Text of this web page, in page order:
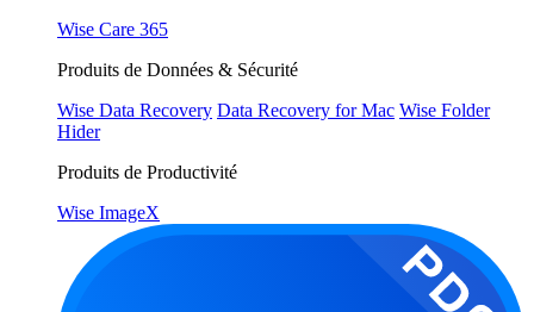
Wise Care 365
Produits de Données & Sécurité
Wise Data Recovery Data Recovery for Mac Wise Folder
Hider
Produits de Productivité
Wise ImageX